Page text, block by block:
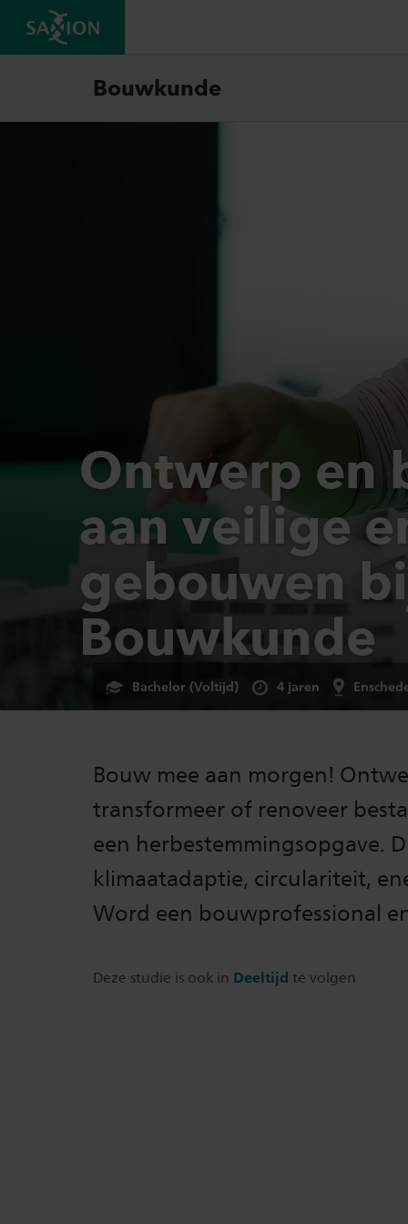
Bouwkunde
Ontwerp en
aan veilige
gebouwen
Bouwkunde
Bachelor (Voltijd) 4 jaren
Bouw mee aan morgen!
transformeer of renoveer
een herbestemmingsopgave.
klimaatadaptie, circulariteit,
Word een bouwprofessional
Deze studie is ook in Deeltijd te volgen